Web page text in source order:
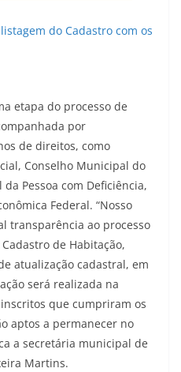
do Cadastro com os
etapa do processo de
por
de direitos, como
Conselho Municipal do
Pessoa com Deficiência,
Federal. “Nosso
transparência ao processo
de Habitação,
atualização cadastral, em
será realizada na
que cumpriram os
aptos a permanecer no
a secretária municipal de
Martins.